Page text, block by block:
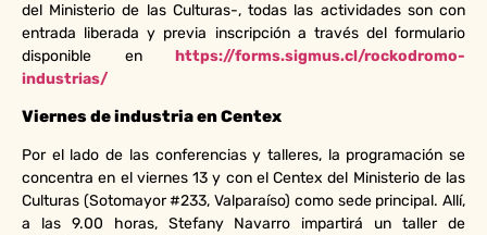
del Ministerio de las Culturas-, todas las actividades son con
entrada liberada y previa inscripción a través del formulario
disponible en https://forms.sigmus.cl/rockodromo-
industrias/
Viernes de industria en Centex
Por el lado de las conferencias y talleres, la programación se
concentra en el viernes 13 y con el Centex del Ministerio de las
Culturas (Sotomayor #233, Valparaíso) como sede principal. Allí,
a las 9.00 horas, Stefany Navarro impartirá un taller de